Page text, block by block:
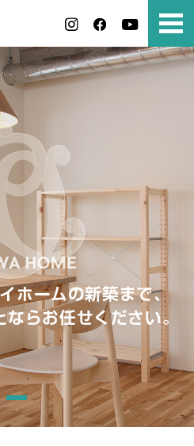
ホームの新築まで、
らお任せください。